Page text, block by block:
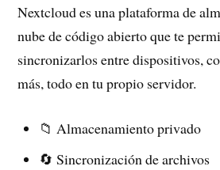
Nextcloud es una plataforma de
nube de código abierto que te
sincronizarlos entre dispositivos,
más, todo en tu propio servidor.
📁 Almacenamiento privado
🔄 Sincronización de archivos